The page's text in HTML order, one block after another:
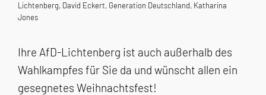
Lichtenberg, David Eckert, Generation Deutschland, Katharina
Jones
Ihre AfD-Lichtenberg ist auch außerhalb des
Wahlkampfes für Sie da und wünscht allen ein
gesegnetes Weihnachtsfest!